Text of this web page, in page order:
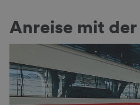
Anreise mit der